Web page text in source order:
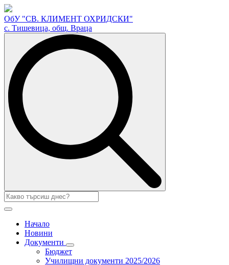
ОбУ "СВ. КЛИМЕНТ ОХРИДСКИ"
с. Тишевица, общ. Враца
Search
Начало
Новини
Документи
Бюджет
Училищни документи 2025/2026